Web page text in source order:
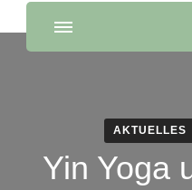
AKTUELLES
Yin Yoga